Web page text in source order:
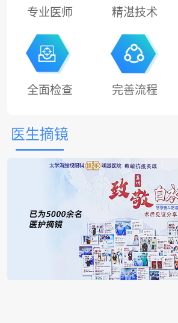
专业医师 精湛技术
全面检查 完善流程
医生摘镜